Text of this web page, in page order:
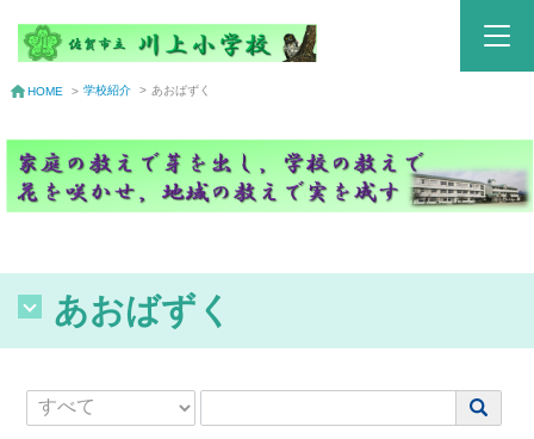
HOME > 学校紹介 > あおばずく
あおばずく